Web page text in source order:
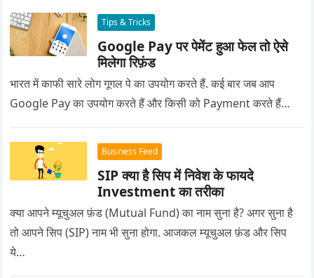
Tips & Tricks
Google Pay पर पेमेंट हुआ फेल तो ऐसे
मिलेगा रिफ़ंड
भारत में काफी सारे लोग गूगल पे का उपयोग करते हैं. कई बार जब आप
Google Pay का उपयोग करते हैं और किसी को Payment करते हैं…
Business Feed
SIP क्या है सिप में निवेश के फायदे
Investment का तरीका
क्या आपने म्यूचुअल फ़ंड (Mutual Fund) का नाम सुना है? अगर सुना है
तो आपने सिप (SIP) नाम भी सुना होगा. आजकल म्यूचुअल फ़ंड और सिप
ये…